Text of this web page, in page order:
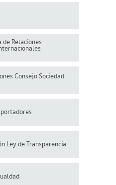
de Relaciones
Consejo Sociedad
Ley de Transparencia